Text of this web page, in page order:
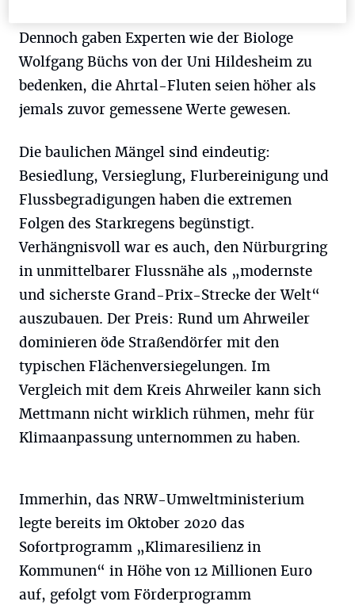
Dennoch gaben Experten wie der Biologe
Wolfgang Büchs von der Uni Hildesheim zu
bedenken, die Ahrtal-Fluten seien höher als
jemals zuvor gemessene Werte gewesen.
Die baulichen Mängel sind eindeutig:
Besiedlung, Versieglung, Flurbereinigung und
Flussbegradigungen haben die extremen
Folgen des Starkregens begünstigt.
Verhängnisvoll war es auch, den Nürburgring
in unmittelbarer Flussnähe als „modernste
und sicherste Grand-Prix-Strecke der Welt“
auszubauen. Der Preis: Rund um Ahrweiler
dominieren öde Straßendörfer mit den
typischen Flächenversiegelungen. Im
Vergleich mit dem Kreis Ahrweiler kann sich
Mettmann nicht wirklich rühmen, mehr für
Klimaanpassung unternommen zu haben.
Immerhin, das NRW-Umweltministerium
legte bereits im Oktober 2020 das
Sofortprogramm „Klimaresilienz in
Kommunen“ in Höhe von 12 Millionen Euro
auf, gefolgt vom Förderprogramm